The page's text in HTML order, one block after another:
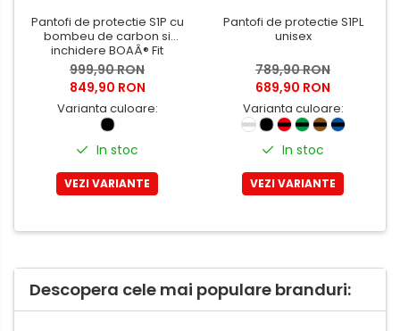
Pantofi de protectie S1P cu
bombeu de carbon si
inchidere BOAÂ® Fit
999,90 RON
849,90 RON
Varianta culoare:
In stoc
VEZI VARIANTE
Pantofi de protectie S1PL
unisex
789,90 RON
689,90 RON
Varianta culoare:
In stoc
VEZI VARIANTE
Descopera cele mai populare branduri: